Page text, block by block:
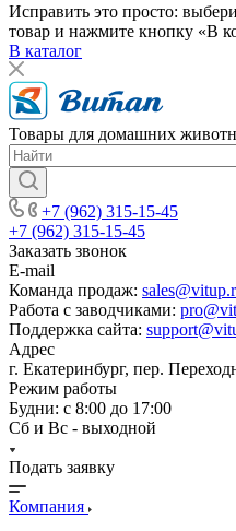
Исправить это просто:
товар и нажмите кнопку «В
В каталог
Товары для домашних
+7 (962) 315-15-45
+7 (962) 315-15-45
Заказать звонок
E-mail
Команда продаж:
Работа с заводчиками:
Поддержка сайта:
Адрес
г. Екатеринбург, пер.
Режим работы
Будни: с 8:00 до 17:00
Сб и Вс - выходной
Подать заявку
Компания